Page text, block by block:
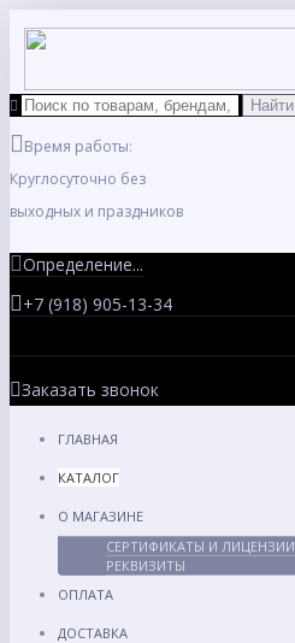
Время работы:
Круглосуточно без
выходных и праздников
Определение...
+7 (918) 905-13-34
Заказать звонок
ГЛАВНАЯ
КАТАЛОГ
О МАГАЗИНЕ
СЕРТИФИКАТЫ И ЛИЦЕНЗИИ
РЕКВИЗИТЫ
ОПЛАТА
ДОСТАВКА